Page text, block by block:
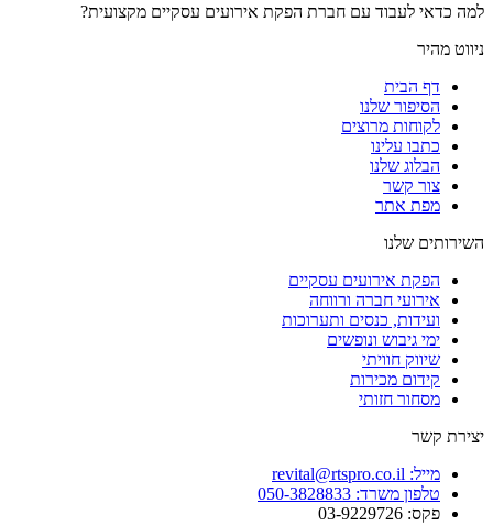
למה כדאי לעבוד עם חברת הפקת אירועים עסקיים מקצועית?
ניווט מהיר
דף הבית
הסיפור שלנו
לקוחות מרוצים
כתבו עלינו
הבלוג שלנו
צור קשר
מפת אתר
השירותים שלנו
הפקת אירועים עסקיים
אירועי חברה ורווחה
ועידות, כנסים ותערוכות
ימי גיבוש ונופשים
שיווק חוויתי
קידום מכירות
מסחור חזותי
יצירת קשר
מייל: revital@rtspro.co.il
טלפון משרד: 050-3828833
פקס: 03-9229726